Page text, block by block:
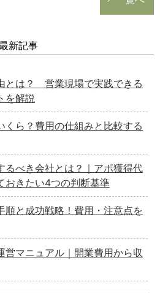
新記事
とは？ 営業現場で実践できる
を解説
くら？費用の仕組みと比較する
るべき会社とは？｜アポ獲得代
おきたい4つの判断基準
順と成功戦略！費用・注意点を
営マニュアル｜開業費用から収